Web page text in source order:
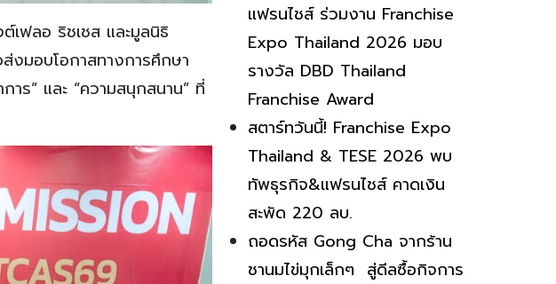
ฟลอ ริชเชส และมูลนิธิ
งมอบโอกาสทางการศึกษา
าร” และ “ความสนุกสนาน” ที่
แฟรนไชส์ ร่วมงาน Franchise
Expo Thailand 2026 มอบ
รางวัล DBD Thailand
Franchise Award
สตาร์ทวันนี้! Franchise Expo
Thailand & TESE 2026 พบ
ทัพธุรกิจ&แฟรนไชส์ คาดเงิน
สะพัด 220 ลบ.
ถอดรหัส Gong Cha จากร้าน
ชานมไข่มุกเล็กๆ สู่ดีลซื้อกิจการ